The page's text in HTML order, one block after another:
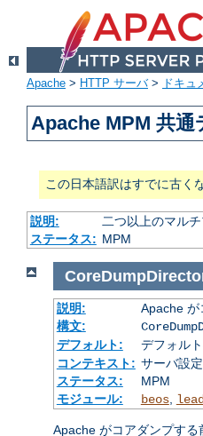
Apache > HTTP サーバ> ドキュ
Apache MPM 共
この日本語訳はすでに古く
説明:
二つ以上のマル
ステータス: MPM
説明:
Apache が
構文:
デフォルト:
デフォル
コンテキスト: サーバ設
ステータス:
MPM
モジュール:
beos,
Apache がコアダンプす